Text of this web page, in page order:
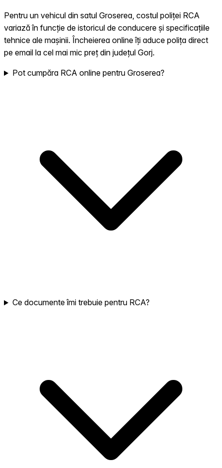
Pentru un vehicul din satul Groserea, costul poliței RCA
variază în funcție de istoricul de conducere și specificațiile
tehnice ale mașinii. Încheierea online îți aduce polița direct
pe email la cel mai mic preț din județul Gorj.
Pot cumpăra RCA online pentru Groserea?
Ce documente îmi trebuie pentru RCA?